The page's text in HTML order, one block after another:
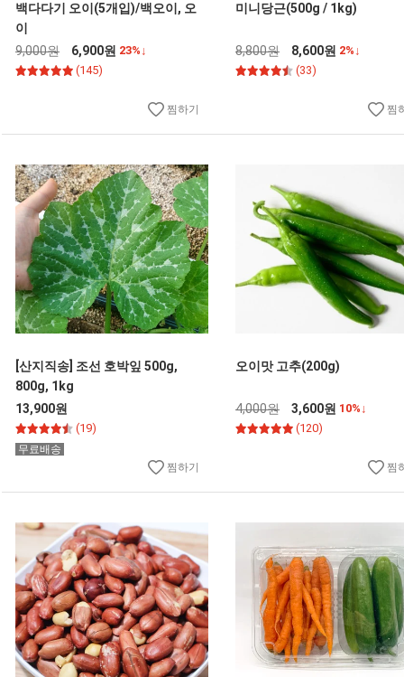
백다다기 오이(5개입)/백오이, 오
이
9,000원
6,900원 23%↓
(145)
찜하기
미니당근(500g / 1kg)
8,800원 8,600원 2%↓
(33)
찜
[산지직송] 조선 호박잎 500g,
800g, 1kg
13,900원
(19)
무료배송
찜하기
오이맛 고추(200g)
4,000원 3,600원 10%↓
(120)
찜